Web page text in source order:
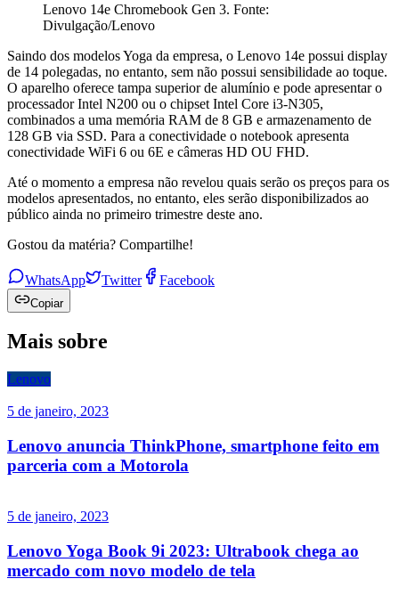
Lenovo 14e Chromebook Gen 3. Fonte:
Divulgação/Lenovo
Saindo dos modelos Yoga da empresa, o Lenovo 14e possui display
de 14 polegadas, no entanto, sem não possui sensibilidade ao toque.
O aparelho oferece tampa superior de alumínio e pode apresentar o
processador Intel N200 ou o chipset Intel Core i3-N305,
combinados a uma memória RAM de 8 GB e armazenamento de
128 GB via SSD. Para a conectividade o notebook apresenta
conectividade WiFi 6 ou 6E e câmeras HD OU FHD.
Até o momento a empresa não revelou quais serão os preços para os
modelos apresentados, no entanto, eles serão disponibilizados ao
público ainda no primeiro trimestre deste ano.
Gostou da matéria? Compartilhe!
WhatsApp Twitter Facebook
Copiar
Mais sobre
Lenovo
5 de janeiro, 2023
Lenovo anuncia ThinkPhone, smartphone feito em
parceria com a Motorola
5 de janeiro, 2023
Lenovo Yoga Book 9i 2023: Ultrabook chega ao
mercado com novo modelo de tela